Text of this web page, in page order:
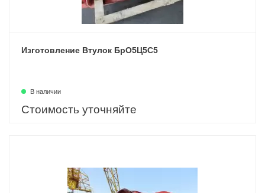
Изготовление Втулок БрО5Ц5С5
В наличии
Стоимость уточняйте